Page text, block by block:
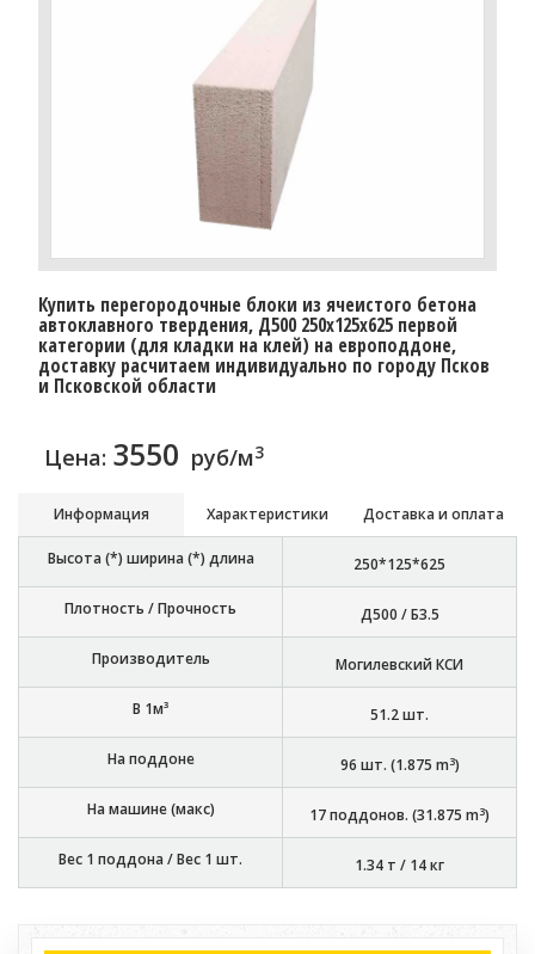
Купить перегородочные блоки из ячеистого бетона
автоклавного твердения, Д500 250x125x625 первой
категории (для кладки на клей) на европоддоне,
доставку расчитаем индивидуально по городу Псков
и Псковской области
Цена: 3550 руб/м3
Информация Характеристики Доставка и оплата
Высота (*) ширина (*) длина 250*125*625
Плотность / Прочность Д500 / Б3.5
Производитель Могилевский КСИ
В 1м³ 51.2шт.
На поддоне 96 шт. (1.875 m3)
На машине (макс) 17поддонов. (31.875 m3)
Вес 1 поддона / Вес 1 шт. 1.34 т / 14 кг